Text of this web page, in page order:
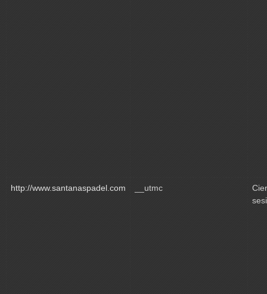
http://www.santanaspadel.com __utmc